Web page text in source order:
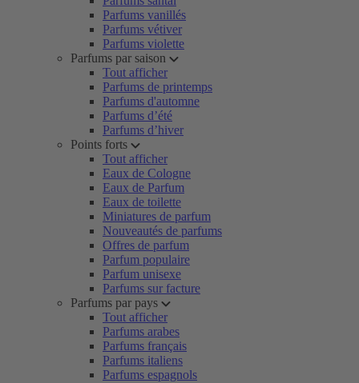
Parfums vanillés
Parfums vétiver
Parfums violette
Parfums par saison
Tout afficher
Parfums de printemps
Parfums d'automne
Parfums d’été
Parfums d’hiver
Points forts
Tout afficher
Eaux de Cologne
Eaux de Parfum
Eaux de toilette
Miniatures de parfum
Nouveautés de parfums
Offres de parfum
Parfum populaire
Parfum unisexe
Parfums sur facture
Parfums par pays
Tout afficher
Parfums arabes
Parfums français
Parfums italiens
Parfums espagnols